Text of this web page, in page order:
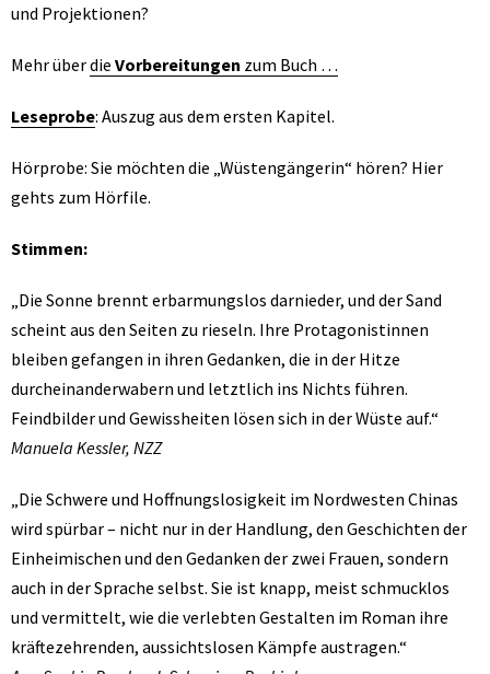
und Projektionen?
Mehr überdie Vorbereitungen zum Buch …
Leseprobe: Auszug aus dem ersten Kapitel.
Hörprobe: Sie möchten die „Wüstengängerin“ hören? Hier
gehts zum Hörfile.
Stimmen:
„Die Sonne brennt erbarmungslos darnieder, und der Sand
scheint aus den Seiten zu rieseln. Ihre Protagonistinnen
bleiben gefangen in ihren Gedanken, die in der Hitze
durcheinanderwabern und letztlich ins Nichts führen.
Feindbilder und Gewissheiten lösen sich in der Wüste auf.“
Manuela Kessler, NZZ
„Die Schwere und Hoffnungslosigkeit im Nordwesten Chinas
wird spürbar – nicht nur in der Handlung, den Geschichten der
Einheimischen und den Gedanken der zwei Frauen, sondern
auch in der Sprache selbst. Sie ist knapp, meist schmucklos
und vermittelt, wie die verlebten Gestalten im Roman ihre
kräftezehrenden, aussichtslosen Kämpfe austragen.“